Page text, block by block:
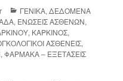
ΓΕΝΙΚΑ,ΔΕΔΟΜΕΝΑ
, ΕΝΩΣΕΙΣ ΑΣΘΕΝΩΝ,
, ΚΑΡΚΙΝΟΣ,
ΑΣΘΕΝΕΙΣ,
, ΦΑΡΜΑΚΑ – ΕΞΕΤΑΣΕΙΣ